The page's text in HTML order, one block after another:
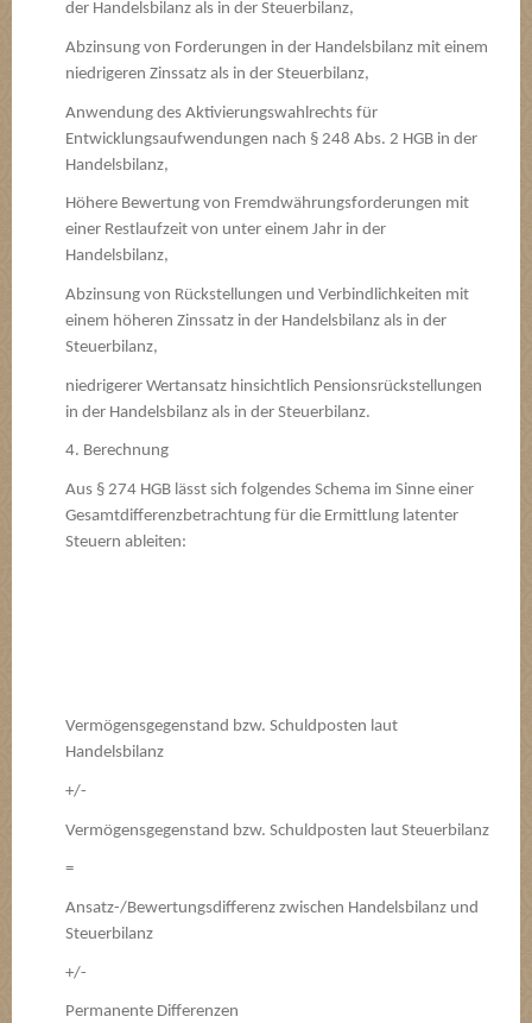
der Handelsbilanz als in der Steuerbilanz,
Abzinsung von Forderungen in der Handelsbilanz mit einem
niedrigeren Zinssatz als in der Steuerbilanz,
Anwendung des Aktivierungswahlrechts für
Entwicklungsaufwendungen nach § 248 Abs. 2 HGB in der
Handelsbilanz,
Höhere Bewertung von Fremdwährungsforderungen mit
einer Restlaufzeit von unter einem Jahr in der
Handelsbilanz,
Abzinsung von Rückstellungen und Verbindlichkeiten mit
einem höheren Zinssatz in der Handelsbilanz als in der
Steuerbilanz,
niedrigerer Wertansatz hinsichtlich Pensionsrückstellungen
in der Handelsbilanz als in der Steuerbilanz.
4. Berechnung
Aus § 274 HGB lässt sich folgendes Schema im Sinne einer
Gesamtdifferenzbetrachtung für die Ermittlung latenter
Steuern ableiten:
Vermögensgegenstand bzw. Schuldposten laut
Handelsbilanz
+/-
Vermögensgegenstand bzw. Schuldposten laut Steuerbilanz
=
Ansatz-/Bewertungsdifferenz zwischen Handelsbilanz und
Steuerbilanz
+/-
Permanente Differenzen